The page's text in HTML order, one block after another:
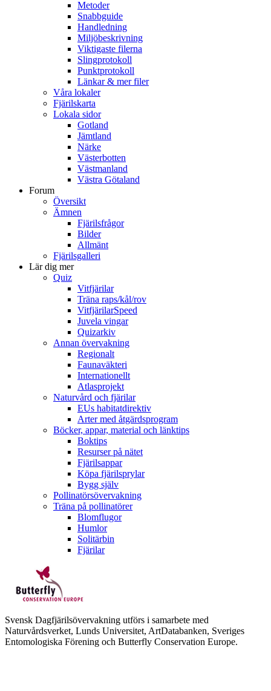
Metoder
Snabbguide
Handledning
Miljöbeskrivning
Viktigaste filerna
Slingprotokoll
Punktprotokoll
Länkar & mer filer
Våra lokaler
Fjärilskarta
Lokala sidor
Gotland
Jämtland
Närke
Västerbotten
Västmanland
Västra Götaland
Forum
Översikt
Ämnen
Fjärilsfrågor
Bilder
Allmänt
Fjärilsgalleri
Lär dig mer
Quiz
Vitfjärilar
Träna raps/kål/rov
VitfjärilarSpeed
Juvela vingar
Quizarkiv
Annan övervakning
Regionalt
Faunaväkteri
Internationellt
Atlasprojekt
Naturvård och fjärilar
EUs habitatdirektiv
Arter med åtgärdsprogram
Böcker, appar, material och länktips
Boktips
Resurser på nätet
Fjärilsappar
Köpa fjärilsprylar
Bygg själv
Pollinatörsövervakning
Träna på pollinatörer
Blomflugor
Humlor
Solitärbin
Fjärilar
Svensk Dagfjärilsövervakning utförs i samarbete med
Naturvårdsverket, Lunds Universitet, ArtDatabanken, Sveriges
Entomologiska Förening och Butterfly Conservation Europe.